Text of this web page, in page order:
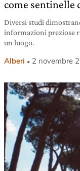
come sentinelle
Diversi studi
informazioni preziose
un luogo.
Alberi 2 novembre